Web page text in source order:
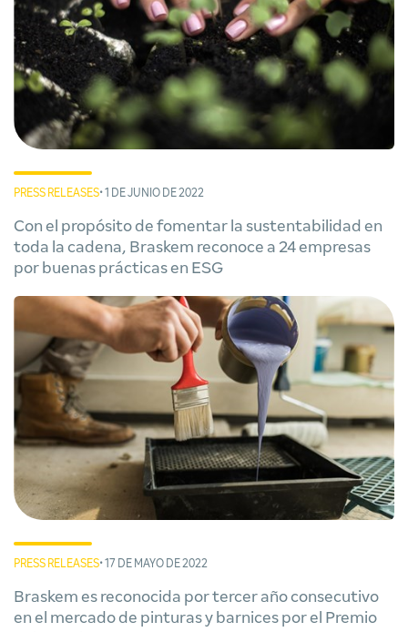
PRESS RELEASES• 1 DE JUNIO DE 2022
Con el propósito de fomentar la sustentabilidad en
toda la cadena, Braskem reconoce a 24 empresas
por buenas prácticas en ESG
PRESS RELEASES• 17 DE MAYO DE 2022
Braskem es reconocida por tercer año consecutivo
en el mercado de pinturas y barnices por el Premio